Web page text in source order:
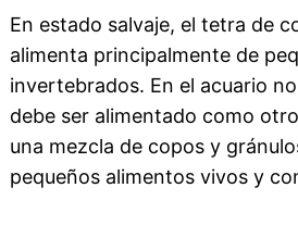
En estado salvaje, el tetra de
alimenta principalmente de
invertebrados. En el acuario
debe ser alimentado como
una mezcla de copos y
pequeños alimentos vivos y